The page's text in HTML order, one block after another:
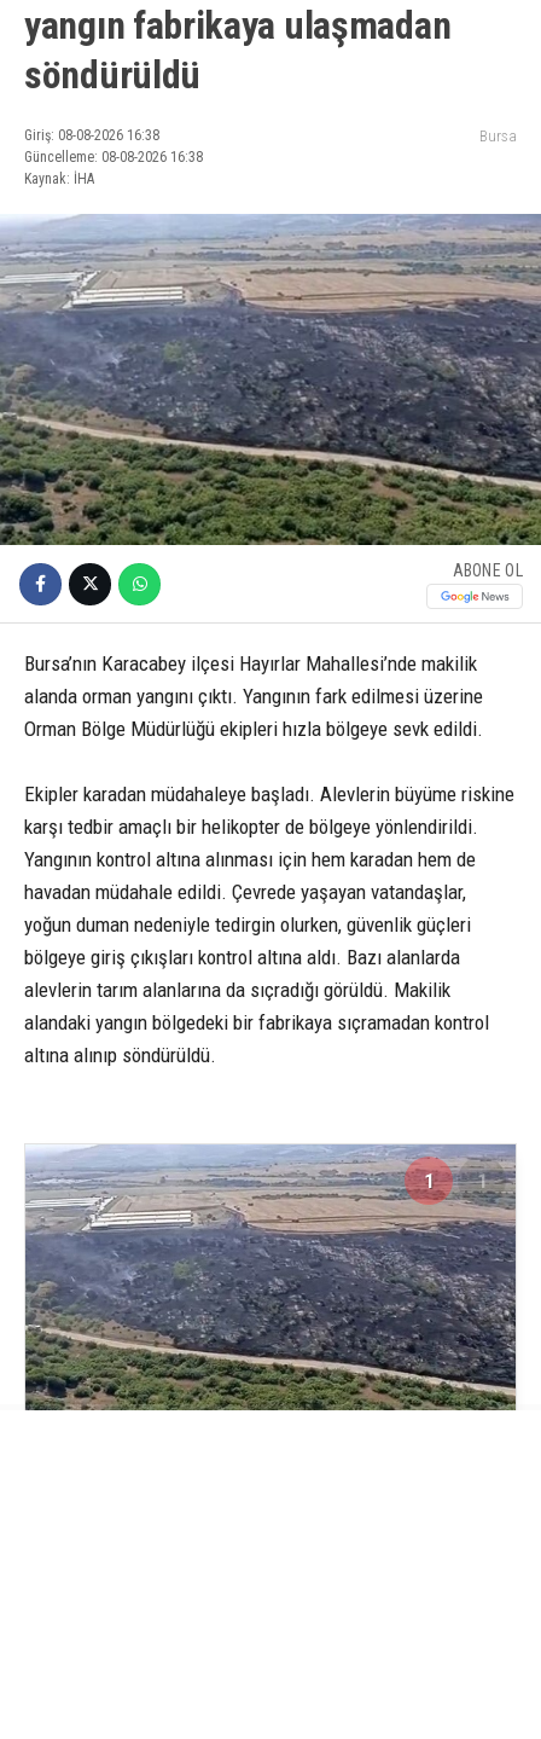
yangın fabrikaya ulaşmadan
söndürüldü
Giriş: 08-08-2026 16:38
Güncelleme: 08-08-2026 16:38
Kaynak: İHA
Bursa
ABONE OL
Bursa’nın Karacabey ilçesi Hayırlar Mahallesi’nde makilik
alanda orman yangını çıktı. Yangının fark edilmesi üzerine
Orman Bölge Müdürlüğü ekipleri hızla bölgeye sevk edildi.
Ekipler karadan müdahaleye başladı. Alevlerin büyüme riskine
karşı tedbir amaçlı bir helikopter de bölgeye yönlendirildi.
Yangının kontrol altına alınması için hem karadan hem de
havadan müdahale edildi. Çevrede yaşayan vatandaşlar,
yoğun duman nedeniyle tedirgin olurken, güvenlik güçleri
bölgeye giriş çıkışları kontrol altına aldı. Bazı alanlarda
alevlerin tarım alanlarına da sıçradığı görüldü. Makilik
alandaki yangın bölgedeki bir fabrikaya sıçramadan kontrol
altına alınıp söndürüldü.
1 1